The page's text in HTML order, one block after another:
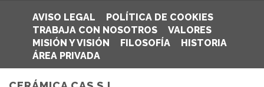
AVISO LEGAL
POLÍTICA DE COOKIES
TRABAJA CON NOSOTROS
VALORES
MISIÓN Y VISIÓN
FILOSOFÍA
HISTORIA
ÁREA PRIVADA